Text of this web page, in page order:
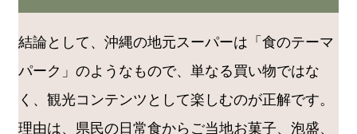
結論として、沖縄の地元スーパーは「食のテーマ
パーク」のようなもので、単なる買い物ではな
く、観光コンテンツとして楽しむのが正解です。
理由は、県民の日常食からご当地お菓子、泡盛、